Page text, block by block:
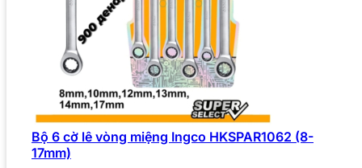
Bộ 6 cờ lê vòng miệng Ingco HKSPAR1062 (8-
17mm)